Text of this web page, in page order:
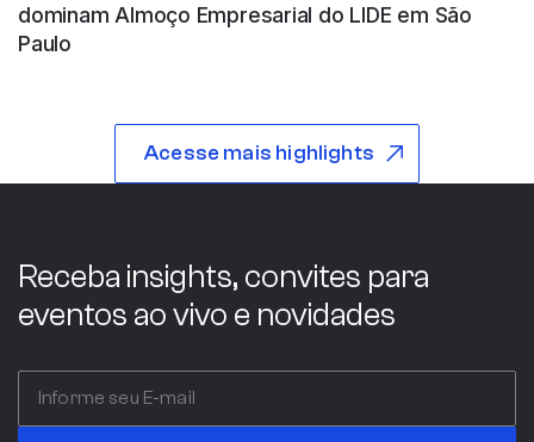
ABC COMPANY
Itália
dominam Almoço Empresarial do LIDE em São
Paulo
Acesse mais highlights
Receba insights, convites para
eventos ao vivo e novidades